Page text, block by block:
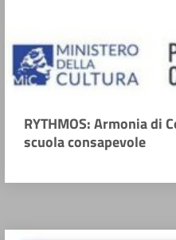
RYTHMOS: Armonia di
scuola consapevole